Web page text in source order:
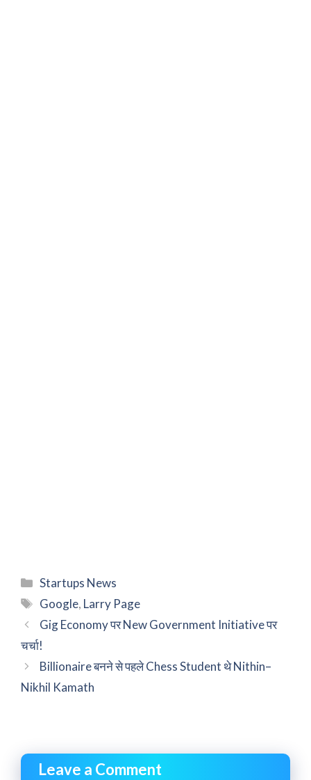
Categories
Startups News
Tags
Google, Larry Page
Gig Economy पर New Government Initiative पर
चर्चा!
Billionaire बनने से पहले Chess Student थे Nithin–
Nikhil Kamath
Leave a Comment